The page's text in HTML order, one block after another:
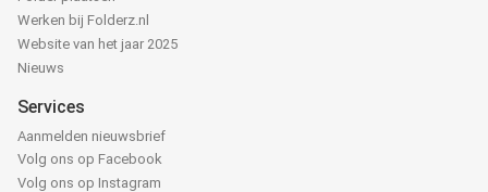
Werken bij Folderz.nl
Website van het jaar 2025
Nieuws
Services
Aanmelden nieuwsbrief
Volg ons op Facebook
Volg ons op Instagram